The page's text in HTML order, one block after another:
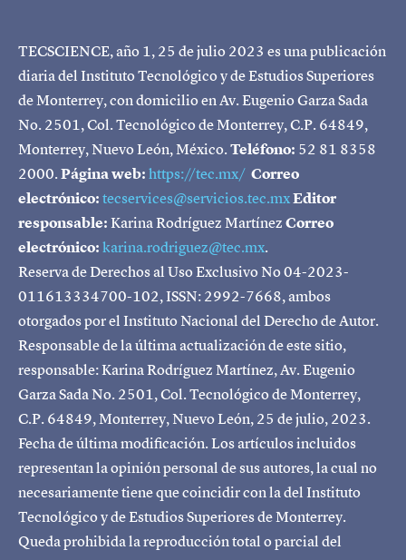
TECSCIENCE, año 1, 25 de julio 2023 es una publicación
diaria del Instituto Tecnológico y de Estudios Superiores
de Monterrey, con domicilio en Av. Eugenio Garza Sada
No. 2501, Col. Tecnológico de Monterrey, C.P. 64849,
Monterrey, Nuevo León, México.Teléfono: 52 81 8358
2000.Página web:https://tec.mx/ Correo
electrónico:tecservices@servicios.tec.mxEditor
responsable:Karina Rodríguez MartínezCorreo
electrónico:karina.rodriguez@tec.mx.
Reserva de Derechos al Uso Exclusivo No 04-2023-
011613334700-102, ISSN: 2992-7668, ambos
otorgados por el Instituto Nacional del Derecho de Autor.
Responsable de la última actualización de este sitio,
responsable: Karina Rodríguez Martínez, Av. Eugenio
Garza Sada No. 2501, Col. Tecnológico de Monterrey,
C.P. 64849, Monterrey, Nuevo León, 25 de julio, 2023.
Fecha de última modificación. Los artículos incluidos
representan la opinión personal de sus autores, la cual no
necesariamente tiene que coincidir con la del Instituto
Tecnológico y de Estudios Superiores de Monterrey.
Queda prohibida la reproducción total o parcial del